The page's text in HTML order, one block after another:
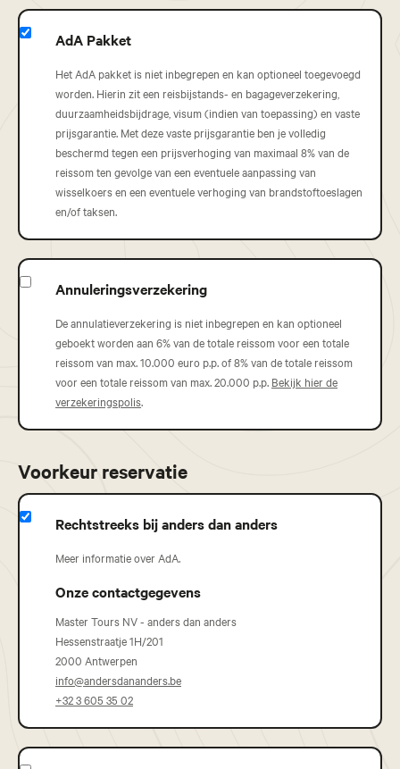
AdA Pakket
Het AdA pakket is niet inbegrepen en kan optioneel toegevoegd
worden. Hierin zit een reisbijstands- en bagageverzekering,
duurzaamheidsbijdrage, visum (indien van toepassing) en vaste
prijsgarantie. Met deze vaste prijsgarantie ben je volledig
beschermd tegen een prijsverhoging van maximaal 8% van de
reissom ten gevolge van een eventuele aanpassing van
wisselkoers en een eventuele verhoging van brandstoftoeslagen
en/of taksen.
Annuleringsverzekering
De annulatieverzekering is niet inbegrepen en kan optioneel
geboekt worden aan 6% van de totale reissom voor een totale
reissom van max. 10.000 euro p.p. of 8% van de totale reissom
voor een totale reissom van max. 20.000 p.p. Bekijk hier de
verzekeringspolis.
Voorkeur reservatie
Rechtstreeks bij anders dan anders
Meer informatie over AdA.
Onze contactgegevens
Master Tours NV - anders dan anders
Hessenstraatje 1H/201
2000 Antwerpen
info@andersdananders.be
+32 3 605 35 02